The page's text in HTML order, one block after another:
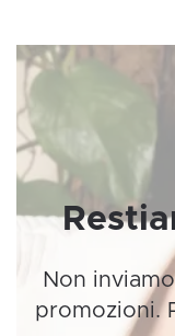
Non
promozioni.